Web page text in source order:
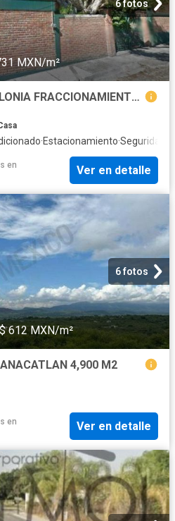
6 fotos
MXN/m²
VENTA DE CASA EN COLONIA FRACCIONAMIENTO CLUB NAUTICO JUANACATLAN JALISCO
·Estacionamiento·Seguridad
en
Ver en detalle
6 fotos
$ 612 MXN/m²
4,900 M2
en
Ver en detalle